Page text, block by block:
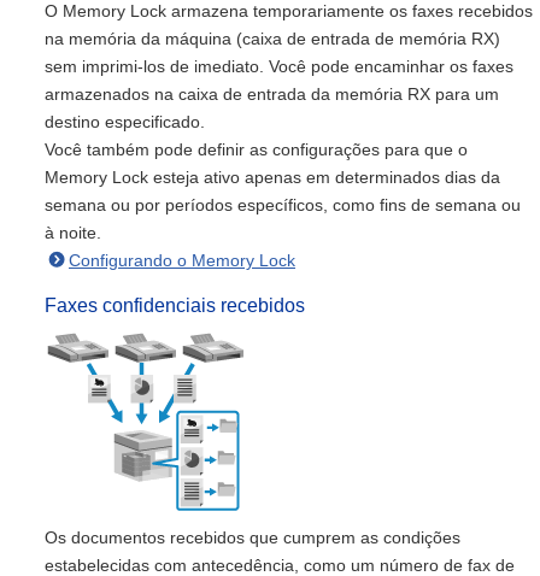
O Memory Lock armazena temporariamente os faxes recebidos
na memória da máquina (caixa de entrada de memória RX)
sem imprimi-los de imediato. Você pode encaminhar os faxes
armazenados na caixa de entrada da memória RX para um
destino especificado.
Você também pode definir as configurações para que o
Memory Lock esteja ativo apenas em determinados dias da
semana ou por períodos específicos, como fins de semana ou
à noite.
Configurando o Memory Lock
Faxes confidenciais recebidos
Os documentos recebidos que cumprem as condições
estabelecidas com antecedência, como um número de fax de